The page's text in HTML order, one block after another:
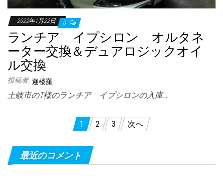
2022年1月22日 0
ランチア イプシロン オルタネ
ーター交換＆デュアロジックオイ
ル交換
投稿者: 迦楼羅
土岐市のT様のランチア イプシロンの入庫…
稿
の
1 2 3 次へ
最近のコメント